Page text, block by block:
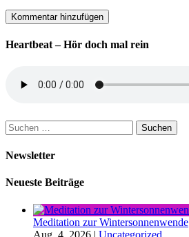
Heartbeat – Hör doch mal rein
Suchen
nach:
Newsletter
Neueste Beiträge
Meditation zur Wintersonnenwende
Aug. 4, 2026 | Uncategorized